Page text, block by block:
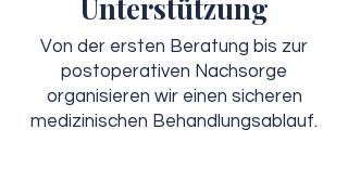
Unterstützung
Von der ersten Beratung bis zur
postoperativen Nachsorge
organisieren wir einen sicheren
medizinischen Behandlungsablauf.